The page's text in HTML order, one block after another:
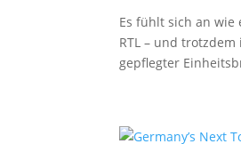
Es fühlt sich an
RTL – und
gepflegter